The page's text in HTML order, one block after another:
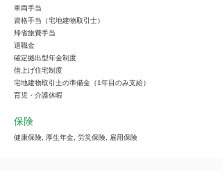
車両手当
資格手当（宅地建物取引士）
帰省旅費手当
退職金
確定拠出型年金制度
借上げ住宅制度
宅地建物取引士の準備金（1年目のみ支給）
育児・介護休暇
保険
健康保険, 厚生年金, 労災保険, 雇用保険